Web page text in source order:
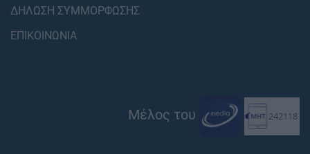
ΔΗΛΩΣΗ ΣΥΜΜΟΡΦΩΣΗΣ
ΕΠΙΚΟΙΝΩΝΙΑ
Μέλος του